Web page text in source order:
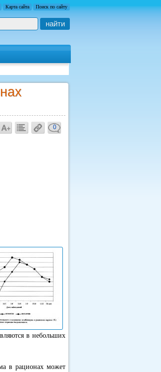
Карта сайта Поиск по сайту
найти
0
в небольших
в рационах может